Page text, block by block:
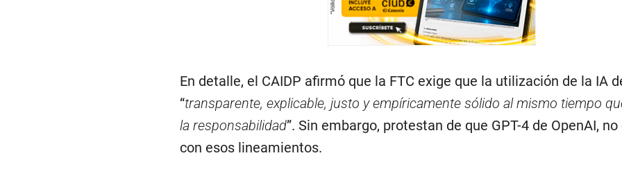
En detalle, el CAIDP afirmó que la FTC exige que la utilización de la IA
“transparente, explicable, justo y empíricamente sólido al mismo tiempo
la responsabilidad”. Sin embargo, protestan de que GPT-4 de OpenAI,
con esos lineamientos.